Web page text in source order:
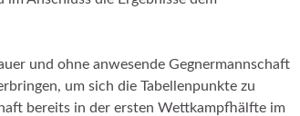
und ohne anwesende Gegnermannschaft
um sich die Tabellenpunkte zu
bereits in der ersten Wettkampfhälfte im